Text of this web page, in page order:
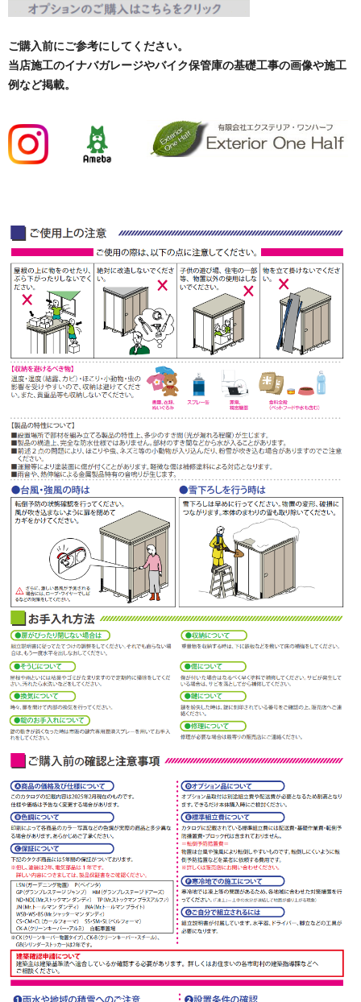
ご購入前にご参考にしてください。
当店施工のイナバガレージやバイク保管庫の基礎工事の画像や施工
例など掲載。